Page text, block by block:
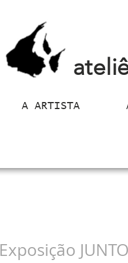
A ARTISTA
Exposição